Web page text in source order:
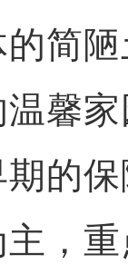
简
馨
的保
，